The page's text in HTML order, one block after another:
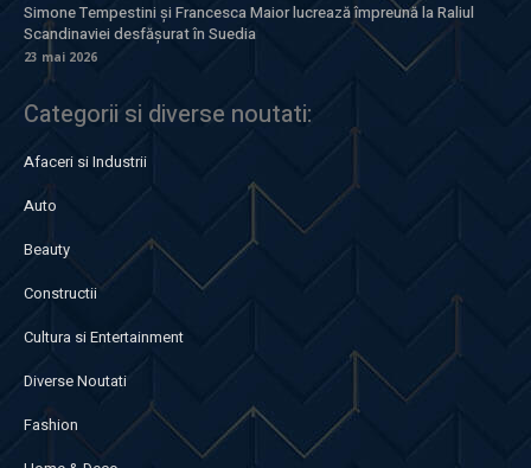
Simone Tempestini și Francesca Maior lucrează împreună la Raliul
Scandinaviei desfășurat în Suedia
23 mai 2026
Categorii si diverse noutati:
Afaceri si Industrii
Auto
Beauty
Constructii
Cultura si Entertainment
Diverse Noutati
Fashion